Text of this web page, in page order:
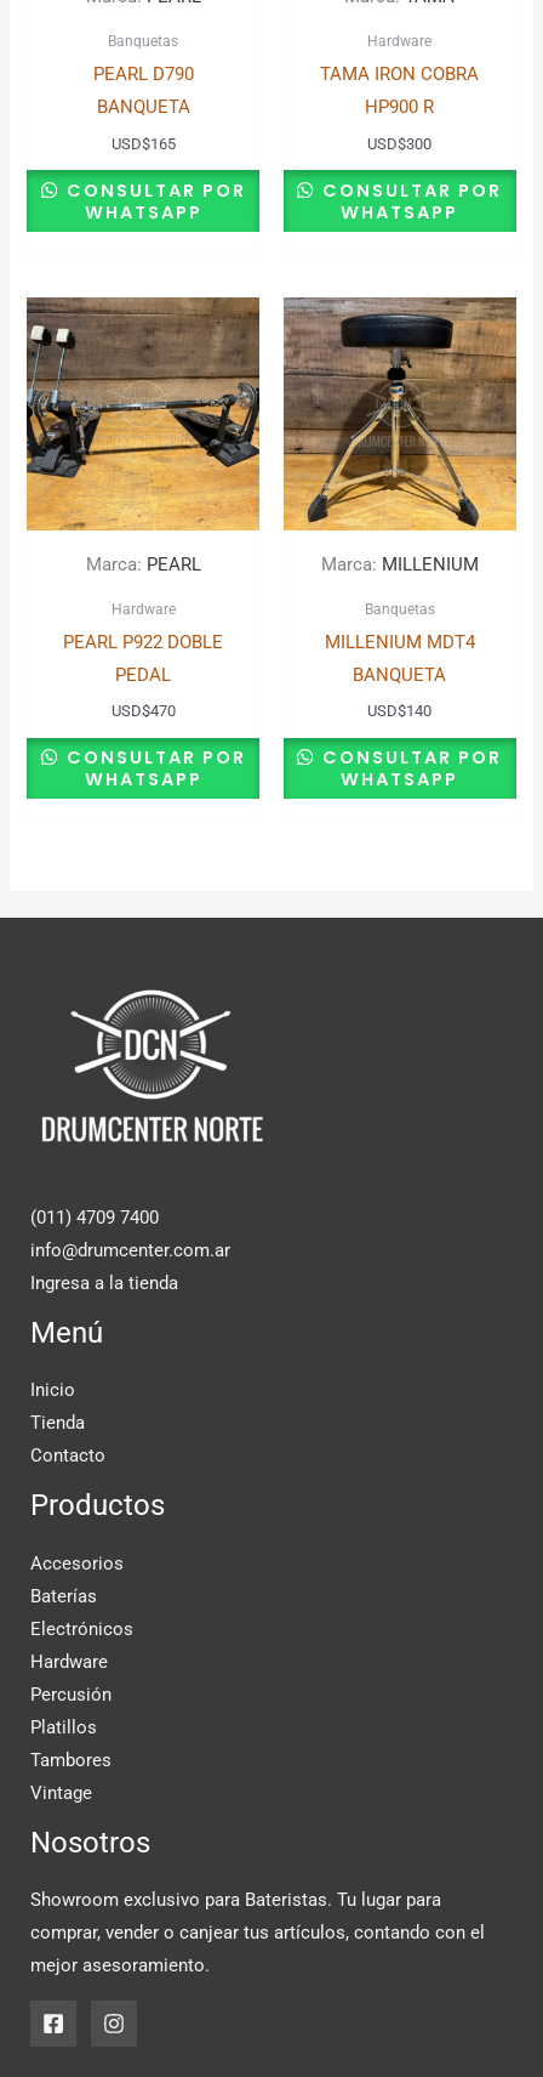
Banquetas
PEARL D790
BANQUETA
USD$165
CONSULTAR POR
WHATSAPP
Hardware
TAMA IRON COBRA
HP900 R
USD$300
CONSULTAR POR
WHATSAPP
Marca: PEARL
Hardware
PEARL P922 DOBLE
PEDAL
USD$470
CONSULTAR POR
WHATSAPP
Marca: MILLENIUM
Banquetas
MILLENIUM MDT4
BANQUETA
USD$140
CONSULTAR POR
WHATSAPP
(011) 4709 7400
info@drumcenter.com.ar
Ingresa a la tienda
Menú
Inicio
Tienda
Contacto
Productos
Accesorios
Baterías
Electrónicos
Hardware
Percusión
Platillos
Tambores
Vintage
Nosotros
Showroom exclusivo para Bateristas. Tu lugar para
comprar, vender o canjear tus artículos, contando con el
mejor asesoramiento.